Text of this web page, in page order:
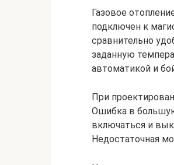
Газовое
подключен к
сравнительно
заданную
автоматикой и
При
Ошибка в
включаться и
Недостаточная